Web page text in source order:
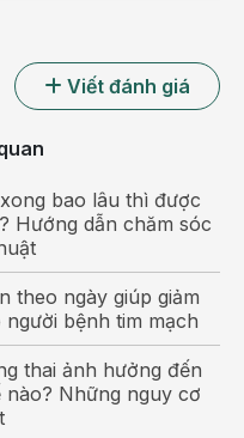
mắt
ngừa vết chân
tập thể dục cho đôi
đích đó, đặc biệt làm
cácvết chân chimquanh
nhắm mắt và mở mắt,
Viết đánh giá
bao lâu thì được
Hướng dẫn chăm sóc
theo ngày giúp giảm
bệnh tim mạch
thai ảnh hưởng đến
Những nguy cơ